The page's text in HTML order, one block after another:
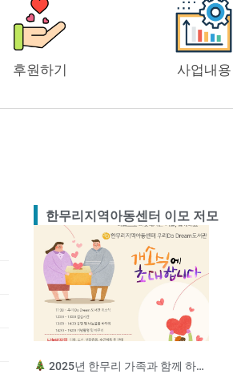
후원하기 사업내용
한무리지역아동센터 이모 저모
2025년 한무리 가족과 함께 하는 송년잔치